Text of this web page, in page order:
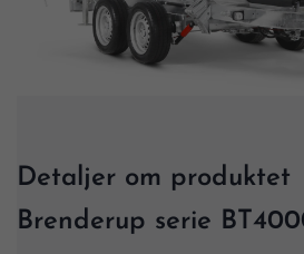
Detaljer om produktet
Brenderup serie